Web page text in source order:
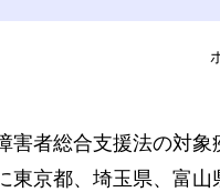
害者総合支援法の対
東京都、埼玉県、富